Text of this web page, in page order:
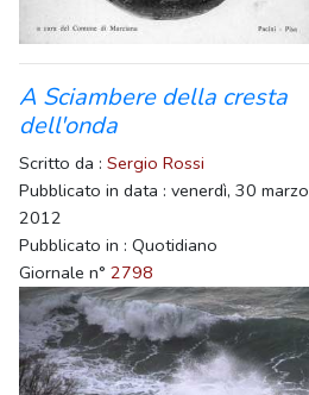
A Sciambere della cresta
dell'onda
Scritto da : Sergio Rossi
Pubblicato in data : venerdì, 30 marzo
2012
Pubblicato in : Quotidiano
Giornale n° 2798